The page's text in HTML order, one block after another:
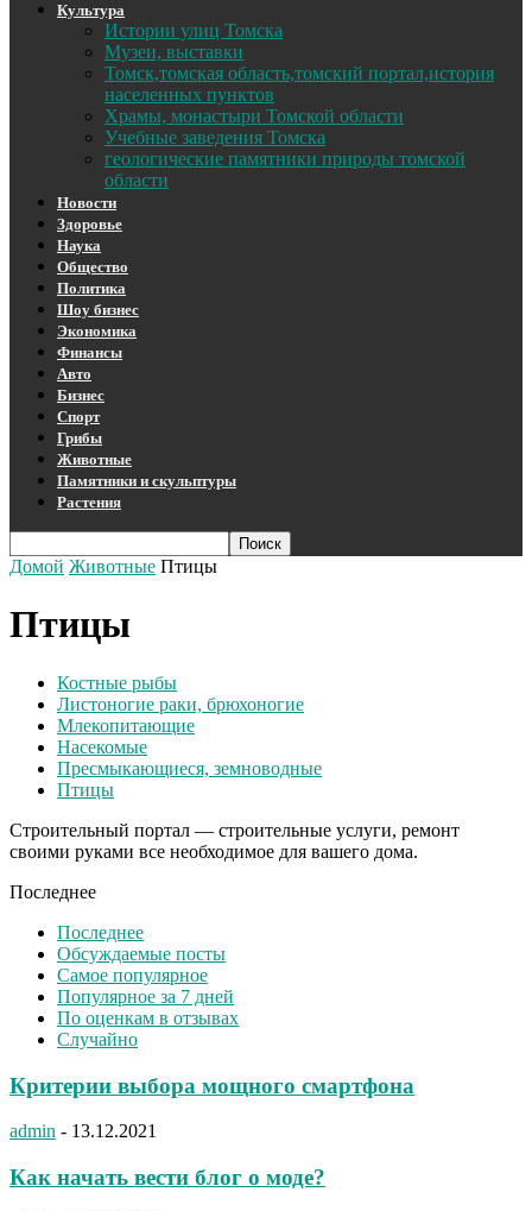
Культура
Истории улиц Томска
Музеи, выставки
Томск,томская область,томский портал,история
населенных пунктов
Храмы, монастыри Томской области
Учебные заведения Томска
геологические памятники природы томской
области
Новости
Здоровье
Наука
Общество
Политика
Шоу бизнес
Экономика
Финансы
Авто
Бизнес
Спорт
Грибы
Животные
Памятники и скульптуры
Растения
Домой Животные Птицы
Птицы
Костные рыбы
Листоногие раки, брюхоногие
Млекопитающие
Насекомые
Пресмыкающиеся, земноводные
Птицы
Строительный портал — строительные услуги, ремонт
своими руками все необходимое для вашего дома.
Последнее
Последнее
Обсуждаемые посты
Самое популярное
Популярное за 7 дней
По оценкам в отзывах
Случайно
Критерии выбора мощного смартфона
admin - 13.12.2021
Как начать вести блог о моде?